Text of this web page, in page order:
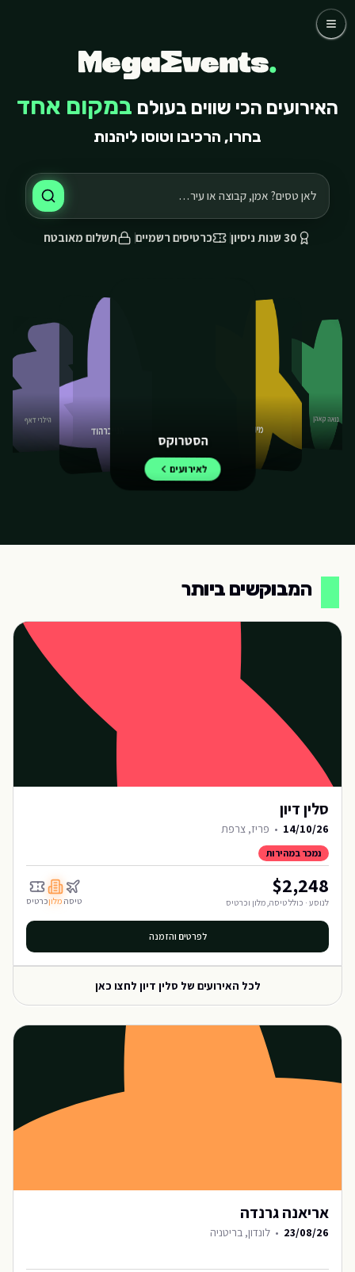
דלג לתוכן הראשי
כדורגל
דלג לתוכן הראשי
האירועים הכי שווים בעולם במקום אחד
בחרו, הרכיבו וטוסו ליהנות
30 שנות ניסיון כרטיסים רשמיים תשלום מאובטח
הילרי דאף
הנייברהוד
הסטרוקס
לאירועים
מיוז
נואה קאהן
המבוקשים ביותר
המבוקשים ביותר
סלין דיון
14/10/26
• פריז, צרפת
נמכר במהירות
$2,248
לנוסע · כולל טיסה, מלון וכרטיס טיסה מלוןכרטיס
לפרטים והזמנה
לכל האירועים של סלין דיון לחצו כאן
אריאנה גרנדה
23/08/26
• לונדון, בריטניה